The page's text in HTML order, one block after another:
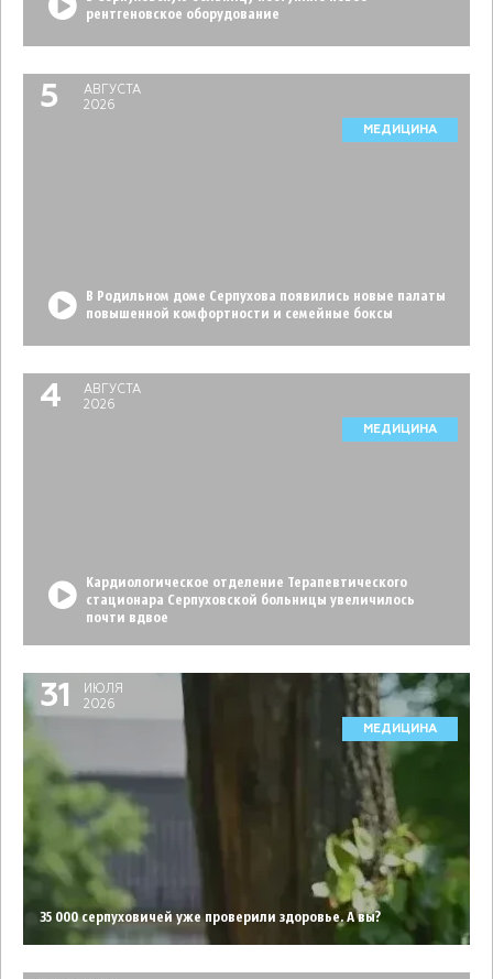
рентгеновское оборудование
5
АВГУСТА
2026
МЕДИЦИНА
В Родильном доме Серпухова появились новые палаты
повышенной комфортности и семейные боксы
4
АВГУСТА
2026
МЕДИЦИНА
Кардиологическое отделение Терапевтического
стационара Серпуховской больницы увеличилось
почти вдвое
31
ИЮЛЯ
2026
МЕДИЦИНА
35 000 серпуховичей уже проверили здоровье. А вы?